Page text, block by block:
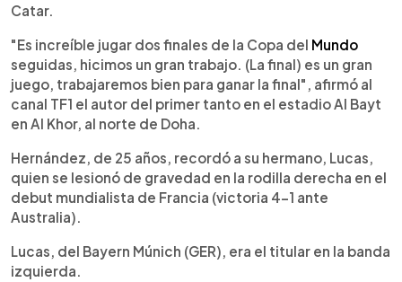
Catar.
"Es increíble jugar dos finales de la Copa del Mundo
seguidas, hicimos un gran trabajo. (La final) es un gran
juego, trabajaremos bien para ganar la final", afirmó al
canal TF1 el autor del primer tanto en el estadio Al Bayt
en Al Khor, al norte de Doha.
Hernández, de 25 años, recordó a su hermano, Lucas,
quien se lesionó de gravedad en la rodilla derecha en el
debut mundialista de Francia (victoria 4-1 ante
Australia).
Lucas, del Bayern Múnich (GER), era el titular en la banda
izquierda.